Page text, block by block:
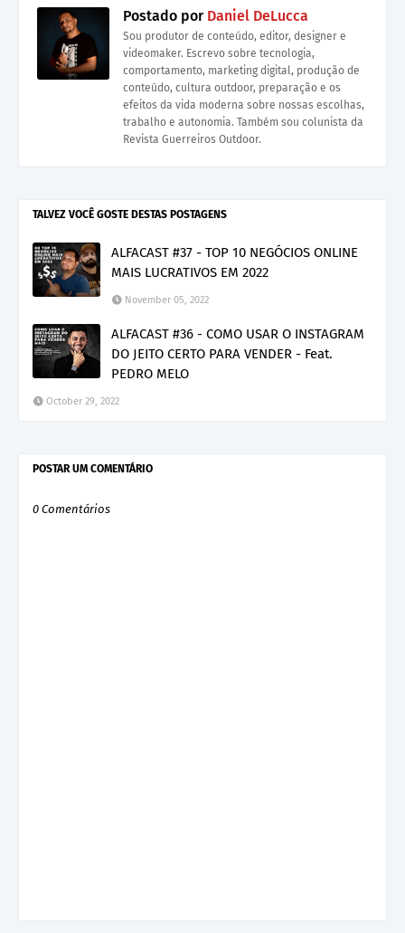
Postado porDaniel DeLucca
Sou produtor de conteúdo, editor, designer e
videomaker. Escrevo sobre tecnologia,
comportamento, marketing digital, produção de
conteúdo, cultura outdoor, preparação e os
efeitos da vida moderna sobre nossas escolhas,
trabalho e autonomia. Também sou colunista da
Revista Guerreiros Outdoor.
TALVEZ VOCÊ GOSTE DESTAS POSTAGENS
ALFACAST #37 - TOP 10 NEGÓCIOS ONLINE
MAIS LUCRATIVOS EM 2022
November 05, 2022
ALFACAST #36 - COMO USAR O INSTAGRAM
DO JEITO CERTO PARA VENDER - Feat.
PEDRO MELO
October 29, 2022
POSTAR UM COMENTÁRIO
0 Comentários